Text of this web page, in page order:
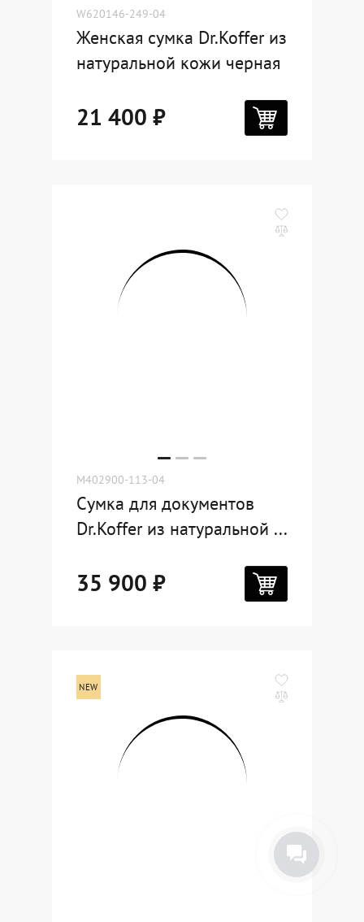
W620146-249-04
Женская сумка Dr.Koffer из
натуральной кожи черная
21 400 ₽
M402900-113-04
Сумка для документов
Dr.Koffer из натуральной ...
35 900 ₽